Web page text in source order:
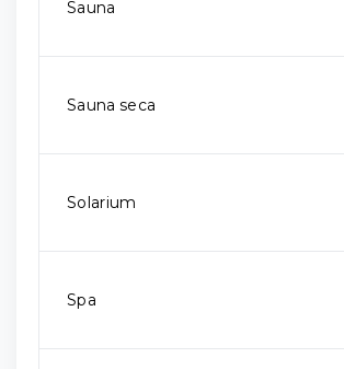
Sauna
Sauna seca
Solarium
Spa